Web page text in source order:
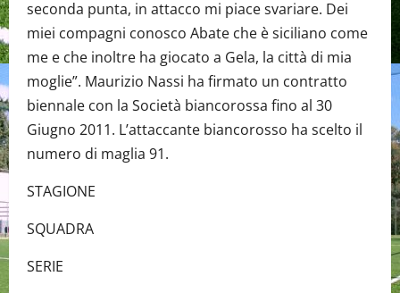
seconda punta, in attacco mi piace svariare. Dei
miei compagni conosco Abate che è siciliano come
me e che inoltre ha giocato a Gela, la città di mia
moglie”. Maurizio Nassi ha firmato un contratto
biennale con la Società biancorossa fino al 30
Giugno 2011. L’attaccante biancorosso ha scelto il
numero di maglia 91.
STAGIONE
SQUADRA
SERIE